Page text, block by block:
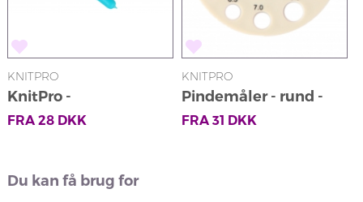
KNITPRO
KnitPro -
Pindebeskyttere
FRA 28DKK
KNITPRO
Pindemåler - rund -
beige
FRA 31 DKK
Du kan få brug for